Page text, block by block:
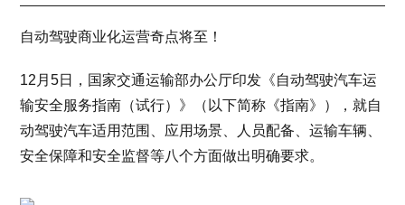
自动驾驶商业化运营奇点将至！
12月5日，国家交通运输部办公厅印发《自动驾驶汽车运
输安全服务指南（试行）》（以下简称《指南》），就自
动驾驶汽车适用范围、应用场景、人员配备、运输车辆、
安全保障和安全监督等八个方面做出明确要求。